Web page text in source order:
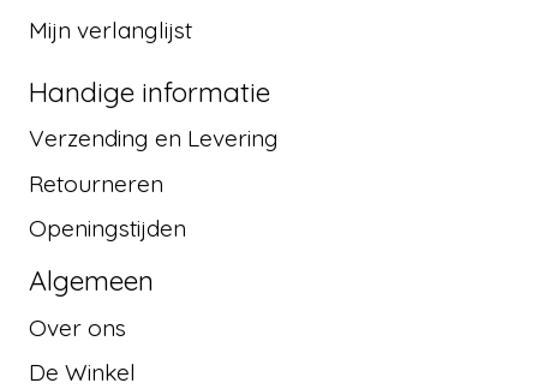
Mijn verlanglijst
Handige informatie
Verzending en Levering
Retourneren
Openingstijden
Algemeen
Over ons
De Winkel